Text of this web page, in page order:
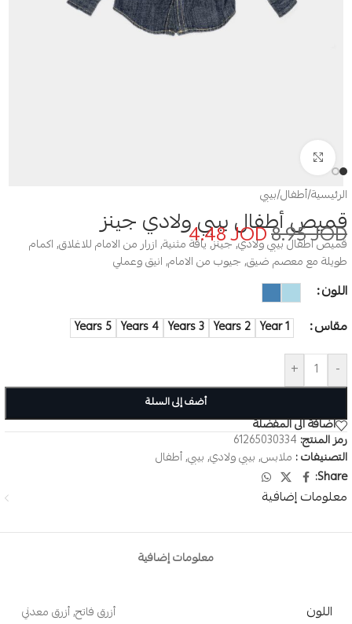
الرئيسية/أطفال/بيبي
قميص أطفال بيبي ولادي جينز
8.95JOD
4.48JOD
قميص اطفال بيبي ولادي, جينز, ياقة مثنية, ازرار من الامام للاغلاق, اكمام
طويلة مع معصم ضيق, جيوب من الامام, انيق وعملي
اللون
مقاس
1 Year
2 Years
3 Years
4 Years
5 Years
-
+
أضف إلى السلة
اضافة الى المفضلة
رمز المنتج: 61265030334
التصنيفات : ملابس, بيبي ولادي, بيبي,أطفال
Share:
معلومات إضافية
معلومات إضافية
اللون أزرق فاتح,أزرق معدني